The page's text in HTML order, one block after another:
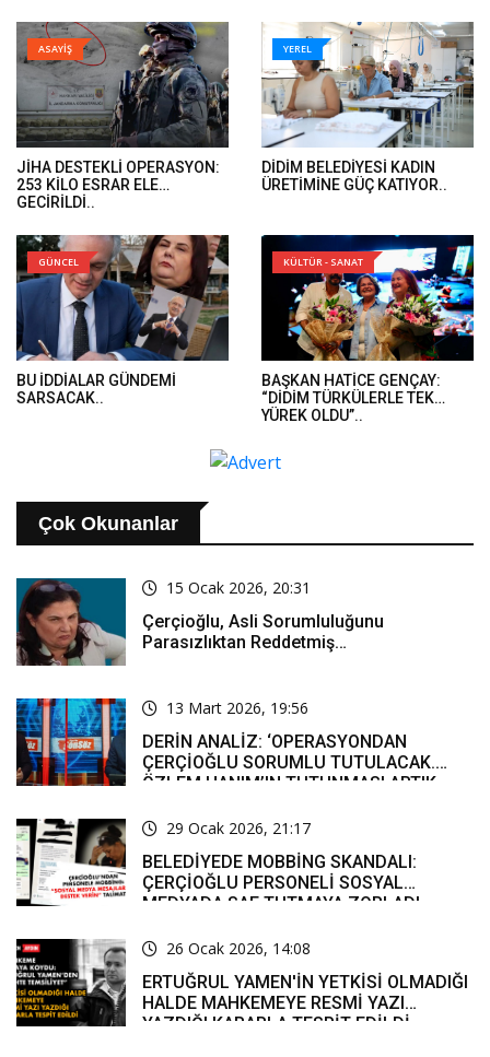
DOSYALARINA EL KONULDU’..
ASAYİŞ
JİHA DESTEKLİ OPERASYON:
253 KİLO ESRAR ELE
GEÇİRİLDİ..
YEREL
DİDİM BELEDİYESİ KADIN
ÜRETİMİNE GÜÇ KATIYOR..
GÜNCEL
BU İDDİALAR GÜNDEMİ
SARSACAK..
KÜLTÜR - SANAT
BAŞKAN HATİCE GENÇAY:
“DİDİM TÜRKÜLERLE TEK
YÜREK OLDU”..
Çok Okunanlar
15 Ocak 2026, 20:31
Çerçioğlu, Asli Sorumluluğunu
Parasızlıktan Reddetmiş…
13 Mart 2026, 19:56
DERİN ANALİZ: ‘OPERASYONDAN
ÇERÇİOĞLU SORUMLU TUTULACAK.
ÖZLEM HANIM’IN TUTUNMASI ARTIK
29 Ocak 2026, 21:17
BELEDİYEDE MOBBİNG SKANDALI:
ÇERÇİOĞLU PERSONELİ SOSYAL
MEDYADA SAF TUTMAYA ZORLADI
26 Ocak 2026, 14:08
ERTUĞRUL YAMEN'İN YETKİSİ OLMADIĞI
HALDE MAHKEMEYE RESMİ YAZI
YAZDIĞI KARARLA TESPİT EDİLDİ